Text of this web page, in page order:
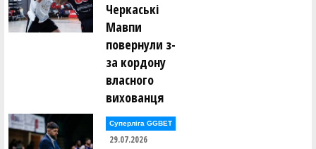
Черкаські
Мавпи
повернули з-
за кордону
власного
вихованця
Суперліга GGBET
29.07.2026